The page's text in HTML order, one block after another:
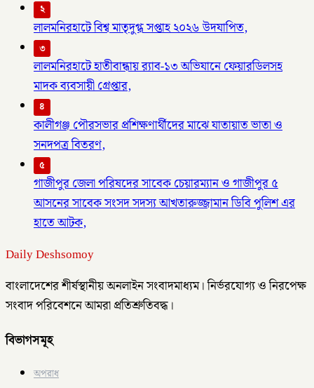
২
লালমনিরহাটে বিশ্ব মাতৃদুগ্ধ সপ্তাহ ২০২৬ উদযাপিত,
৩
লালমনিরহাটে হাতীবান্ধায় র‌্যাব-১৩ অভিযানে ফেয়ারডিলসহ
মাদক ব্যবসায়ী গ্রেপ্তার,
৪
কালীগঞ্জ পৌরসভার প্রশিক্ষণার্থীদের মাঝে যাতায়াত ভাতা ও
সনদপত্র বিতরণ,
৫
গাজীপুর জেলা পরিষদের সাবেক চেয়ারম্যান ও গাজীপুর ৫
আসনের সাবেক সংসদ সদস্য আখতারুজ্জামান ডিবি পুলিশ এর
হাতে আটক,
Daily Deshsomoy
বাংলাদেশের শীর্ষস্থানীয় অনলাইন সংবাদমাধ্যম। নির্ভরযোগ্য ও নিরপেক্ষ
সংবাদ পরিবেশনে আমরা প্রতিশ্রুতিবদ্ধ।
বিভাগসমূহ
অপরাধ